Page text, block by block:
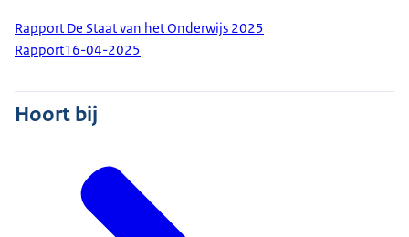
Rapport De Staat van het Onderwijs 2025
Rapport16-04-2025
Hoort bij